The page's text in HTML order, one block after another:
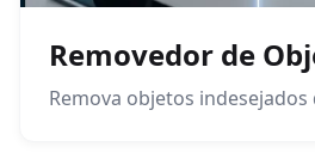
Removedor de
Remova objetos indesejados